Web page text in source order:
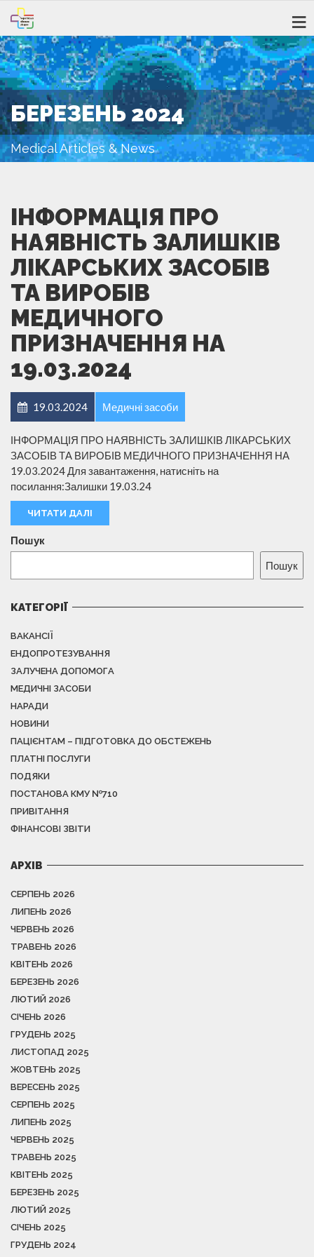
БЕРЕЗЕНЬ 2024
Medical Articles & News
ІНФОРМАЦІЯ ПРО
НАЯВНІСТЬ ЗАЛИШКІВ
ЛІКАРСЬКИХ ЗАСОБІВ
ТА ВИРОБІВ
МЕДИЧНОГО
ПРИЗНАЧЕННЯ НА
19.03.2024
19.03.2024 Медичні засоби
ІНФОРМАЦІЯ ПРО НАЯВНІСТЬ ЗАЛИШКІВ ЛІКАРСЬКИХ
ЗАСОБІВ ТА ВИРОБІВ МЕДИЧНОГО ПРИЗНАЧЕННЯ НА
19.03.2024 Для завантаження, натисніть на
посилання:Залишки 19.03.24
ЧИТАТИ ДАЛІ
Пошук
Пошук
КАТЕГОРІЇ
ВАКАНСІЇ
ЕНДОПРОТЕЗУВАННЯ
ЗАЛУЧЕНА ДОПОМОГА
МЕДИЧНІ ЗАСОБИ
НАРАДИ
НОВИНИ
ПАЦІЄНТАМ – ПІДГОТОВКА ДО ОБСТЕЖЕНЬ
ПЛАТНІ ПОСЛУГИ
ПОДЯКИ
ПОСТАНОВА КМУ №710
ПРИВІТАННЯ
ФІНАНСОВІ ЗВІТИ
АРХІВ
СЕРПЕНЬ 2026
ЛИПЕНЬ 2026
ЧЕРВЕНЬ 2026
ТРАВЕНЬ 2026
КВІТЕНЬ 2026
БЕРЕЗЕНЬ 2026
ЛЮТИЙ 2026
СІЧЕНЬ 2026
ГРУДЕНЬ 2025
ЛИСТОПАД 2025
ЖОВТЕНЬ 2025
ВЕРЕСЕНЬ 2025
СЕРПЕНЬ 2025
ЛИПЕНЬ 2025
ЧЕРВЕНЬ 2025
ТРАВЕНЬ 2025
КВІТЕНЬ 2025
БЕРЕЗЕНЬ 2025
ЛЮТИЙ 2025
СІЧЕНЬ 2025
ГРУДЕНЬ 2024